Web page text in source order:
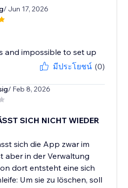
/ Jun 17, 2026
and impossible to set up
มีประโยชน์ (0)
/ Feb 8, 2026
SICH NICHT WIEDER
sich die App zwar im
aber in der Verwaltung
dort entsteht eine sich
Um sie zu löschen, soll